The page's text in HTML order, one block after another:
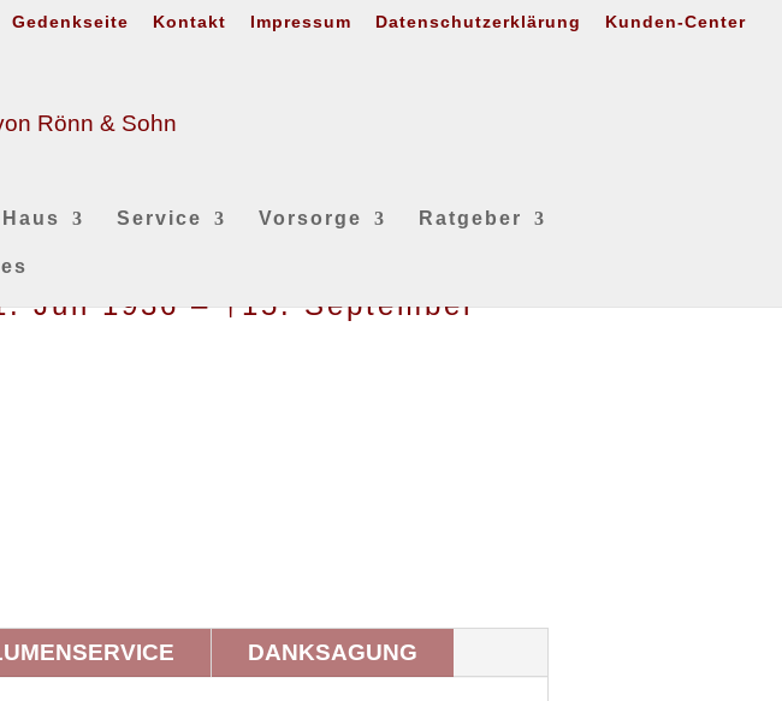
Gedenkseite Kontakt Impressum Datenschutzerklärung Kunden-Center
Service Vorsorge Ratgeber
Juli 1936 – †15. September
DANKSAGUNG